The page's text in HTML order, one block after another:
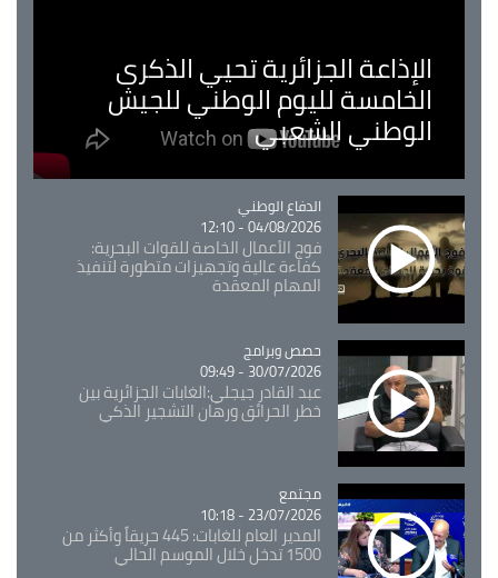
الإذاعة الجزائرية تحيي الذكرى
الخامسة لليوم الوطني للجيش
الوطني الشعبي
Catégorie
الدفاع الوطني
04/08/2026 - 12:10
فوج الأعمال الخاصة للقوات البحرية:
كفاءة عالية وتجهيزات متطورة لتنفيذ
المهام المعقدة
Catégorie
حصص وبرامج
30/07/2026 - 09:49
عبد القادر جيجلي:الغابات الجزائرية بين
خطر الحرائق ورهان التشجير الذكي
Catégorie
مجتمع
23/07/2026 - 10:18
المدير العام للغابات: 445 حريقاً وأكثر من
1500 تدخل خلال الموسم الحالي